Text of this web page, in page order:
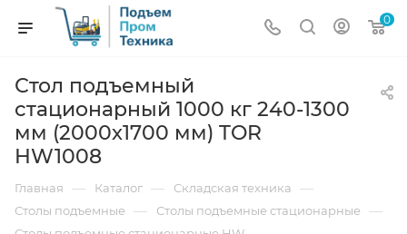
0
Стол подъемный
стационарный 1000 кг 240-1300
мм (2000х1700 мм) TOR
HW1008
Главная — Каталог — Складская техника —
Столы подъемные — Столы подъемные стационарные —